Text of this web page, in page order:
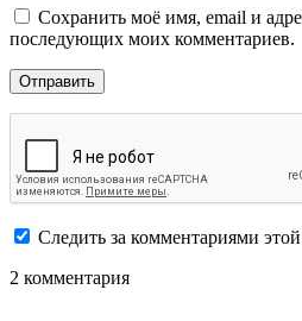
Сохранить моё имя, email и
последующих моих комментариев.
Следить за комментариями этой
2 комментария